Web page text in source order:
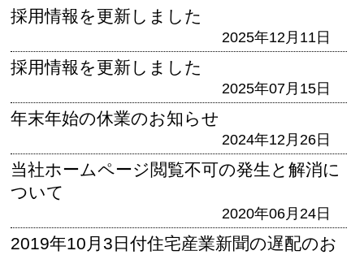
採用情報を更新しました
2025年12月11日
採用情報を更新しました
2025年07月15日
年末年始の休業のお知らせ
2024年12月26日
当社ホームページ閲覧不可の発生と解消に
ついて
2020年06月24日
2019年10月3日付住宅産業新聞の遅配のお